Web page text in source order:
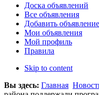
Доска объявлений
Все объявления
Добавить объявление
Мои объявления
Мой профиль
Правила
Skip to content
Вы здесь: Главная